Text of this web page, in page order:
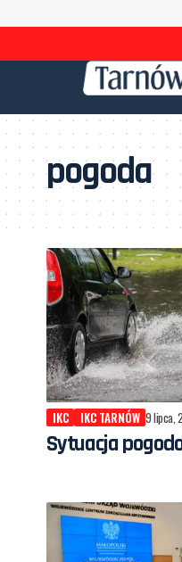
pogoda
IKC IKC TARNÓW 9 lipca,
Sytuacja